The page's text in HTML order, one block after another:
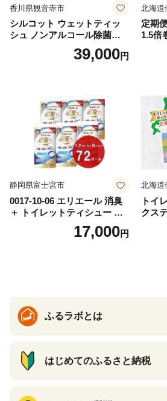
香川県観音寺市
シルコット ウェットティッ
シュ ノンアルコール除菌詰
替（43枚×3P）×24袋 日用品
おもちゃ 拭き取り 手拭き 外
39,000円
北海道
定期
1.5倍
ット
72ロ
ー
道
静岡県富士宮市
0017-10-06 エリエール 消臭
＋ トイレットティシュー し
っかり香るフレッシュクリア
の香り ダブル 12ロール×6パ
17,000円
北海道
トイ
クス
回
常備
ふるラボとは
はじめてのふるさと納税